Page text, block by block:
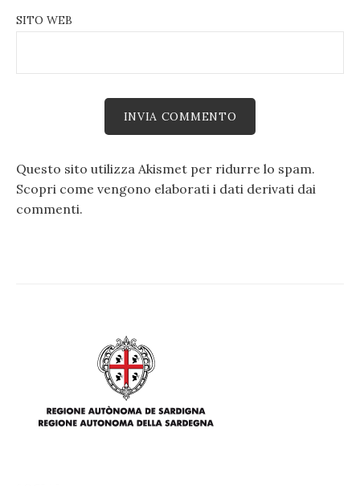
SITO WEB
Questo sito utilizza Akismet per ridurre lo spam.
Scopri come vengono elaborati i dati derivati dai
commenti.